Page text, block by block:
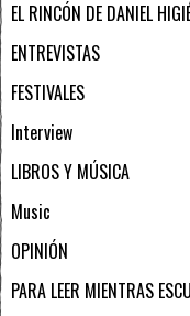
EL RINCÓN DE DANIEL
ENTREVISTAS
FESTIVALES
Interview
LIBROS Y MÚSICA
Music
OPINIÓN
PARA LEER MIENTRAS